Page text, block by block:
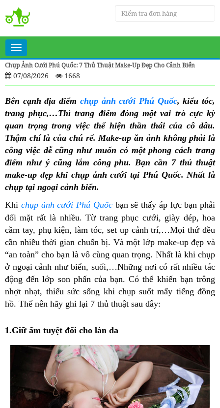
Toggle
navigation
Chụp Ảnh Cưới Phú Quốc: 7 Thủ Thuật Make-Up Đẹp Cho Cảnh Biển
07/08/2026 1668
Bên cạnh địa điểm chụp ảnh cưới Phú Quốc, kiểu tóc,
trang phục,…Thì trang điểm đóng một vai trò cực kỳ
quan trọng trong việc thể hiện thần thái của cô dâu.
Thậm chí là của chú rể. Make-up ăn ảnh không phải là
công việc dễ cũng như muốn có một phong cách trang
điểm như ý cũng lắm công phu. Bạn cần 7 thủ thuật
make-up đẹp khi chụp ảnh cưới tại Phú Quốc. Nhất là
chụp tại ngoại cảnh biển.
Khi chụp ảnh cưới Phú Quốcbạn sẽ thấy áp lực bạn phải
đối mặt rất là nhiều. Từ trang phục cưới, giày dép, hoa
cầm tay, phụ kiện, làm tóc, set up cảnh trí,…Mọi thứ đều
cần nhiều thời gian chuẩn bị. Và một lớp make-up đẹp và
“an toàn” cho bạn là vô cùng quan trọng. Nhất là khi chụp
ở ngoại cảnh như biển, suối,…Những nơi có rất nhiều tác
động đến lớp son phấn của bạn. Có thể khiến bạn trông
nhợt nhạt, thiếu sức sống khi chụp suốt mấy tiếng đồng
hồ. Thế nên hãy ghi lại 7 thủ thuật sau đây:
1.Giữ ẩm tuyệt đối cho làn da